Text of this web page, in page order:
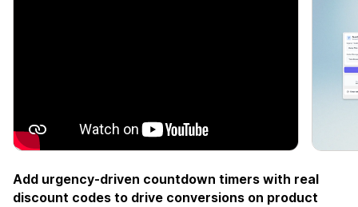
Add urgency-driven countdown timers with real
discount codes to drive conversions on product